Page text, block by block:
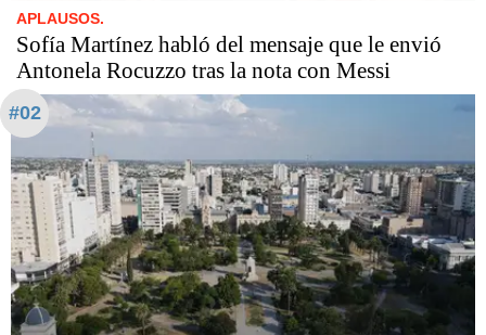
APLAUSOS.
Sofía Martínez habló del mensaje que le envió
Antonela Rocuzzo tras la nota con Messi
#02